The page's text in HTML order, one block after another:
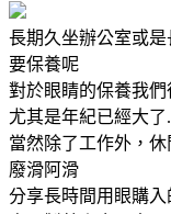
長期久坐辦公室或
要保養呢
對於眼睛的保養我們
尤其是年紀已經大了
當然除了工作外，
廢滑阿滑
分享長時間用眼購入